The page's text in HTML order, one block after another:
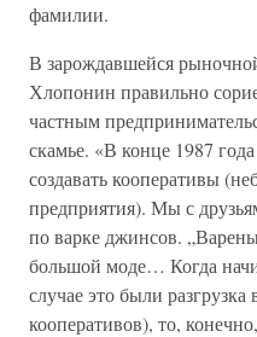
фамилии.
В зарождавшейся
Хлопонин правильно
частным
скамье. «В конце 1987
создавать кооперативы
предприятия). Мы с
по варке джинсов.
большой моде… Когда
случае это были разгрузка
кооперативов), то,